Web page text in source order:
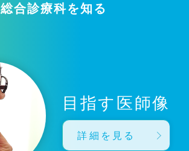
総合診療科を知る
目指す医師像
詳細を見る